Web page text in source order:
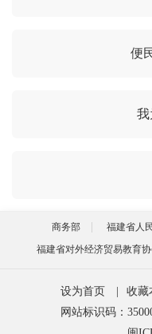
便
我
商务部 福建省人
福建省对外经济贸易教育
设为首页 收藏
网站标识码：